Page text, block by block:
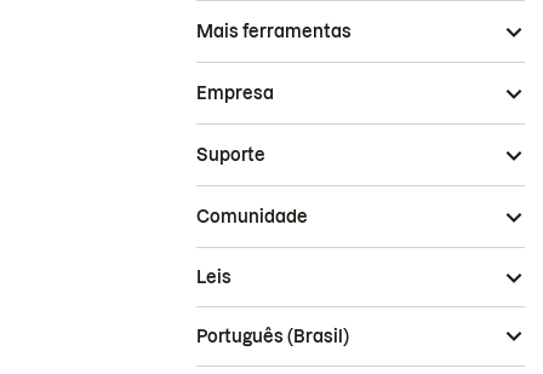
Mais ferramentas
Empresa
Suporte
Comunidade
Leis
Português (Brasil)